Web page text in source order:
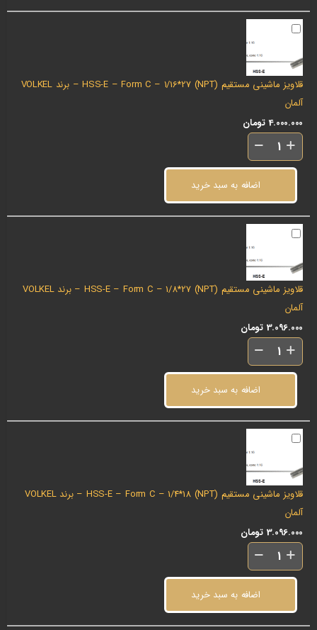
قلاویز ماشینی مستقیم (NPT) HSS-E – Form C – 1/16*27 – برند VOLKEL
آلمان
4.000.000 تومان
اضافه به سبد خرید
قلاویز ماشینی مستقیم (NPT) HSS-E – Form C – 1/8*27 – برند VOLKEL
آلمان
3.096.000 تومان
اضافه به سبد خرید
قلاویز ماشینی مستقیم (NPT) HSS-E – Form C – 1/4*18 – برند VOLKEL
آلمان
3.096.000 تومان
اضافه به سبد خرید